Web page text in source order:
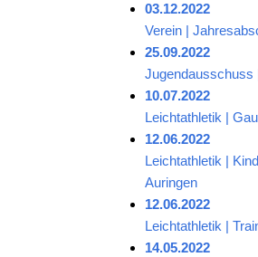
03.12.2022
Verein |
25.09.2022
Jugendausschuss
10.07.2022
Leichtathletik |
12.06.2022
Leichtathletik |
Auringen
12.06.2022
Leichtathletik |
14.05.2022